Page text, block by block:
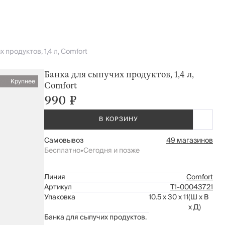
продуктов, 1,4 л, Comfort
Крупнее
Банка для сыпучих продуктов, 1,4 л,
Comfort
990 ₽
В КОРЗИНУ
Самовывоз
49 магазинов
Бесплатно•Сегодня и позже
Линия
Comfort
Артикул
Т1-00043721
Упаковка
10.5 x 30 x 11(Ш x В
x Д)
Банка для сыпучих продуктов.